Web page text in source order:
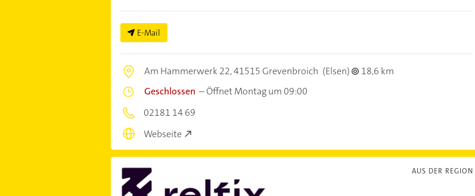
E-Mail
Am Hammerwerk 22,41515 Grevenbroich (Elsen)
18,6 km
Geschlossen –Öffnet Montag um 09:00
02181 14 69
Webseite
AUS DER REGION